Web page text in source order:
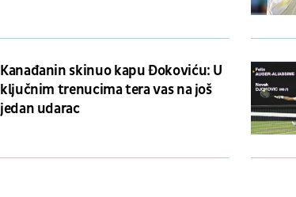
Kanađanin skinuo kapu Đokoviću: U
ključnim trenucima tera vas na još
jedan udarac